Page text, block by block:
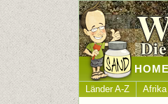
HOME
Länder A-Z Afrika